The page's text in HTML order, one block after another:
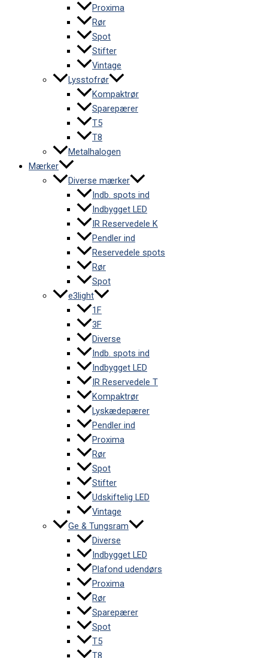
Proxima
Rør
Spot
Stifter
Vintage
Lysstofrør
Kompaktrør
Sparepærer
T5
T8
Metalhalogen
Mærker
Diverse mærker
Indb. spots ind
Indbygget LED
IR Reservedele K
Pendler ind
Reservedele spots
Rør
Spot
e3light
1F
3F
Diverse
Indb. spots ind
Indbygget LED
IR Reservedele T
Kompaktrør
Lyskædepærer
Pendler ind
Proxima
Rør
Spot
Stifter
Udskiftelig LED
Vintage
Ge & Tungsram
Diverse
Indbygget LED
Plafond udendørs
Proxima
Rør
Sparepærer
Spot
T5
T8